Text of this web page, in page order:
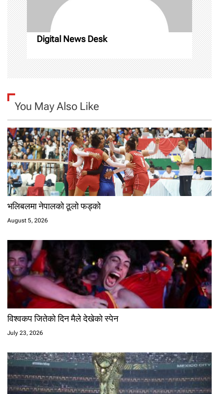
i
o
n
Digital News Desk
You May Also Like
भलिबलमा नेपालको ठूलो फड्को
August 5, 2026
विश्वकप जितेको दिन मैले देखेको स्पेन
July 23, 2026